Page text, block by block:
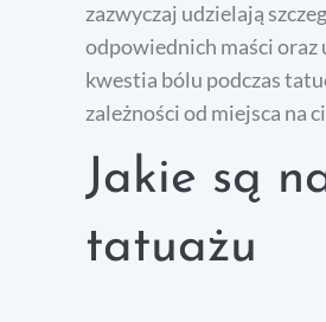
zazwyczaj udzielają
odpowiednich maści oraz
kwestia bólu podczas
zależności od miejsca na
Jakie są
tatuażu